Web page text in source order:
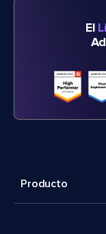
El
Producto